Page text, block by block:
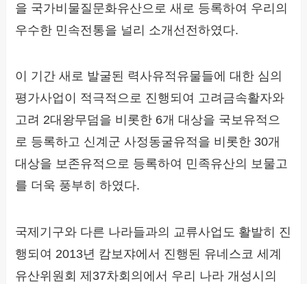
을 국가비물질문화유산으로 새로 등록하여 우리의
우수한 민속전통을 널리 소개선전하였다.
이 기간 새로 발굴된 력사유적유물들에 대한 심의
평가사업이 적극적으로 진행되여 고려금속활자와
고려 2대왕무덤을 비롯한 6개 대상을 국보유적으
로 등록하고 신계군 사정동굴유적을 비롯한 30개
대상을 보존유적으로 등록하여 민족유산의 보물고
를 더욱 풍부히 하였다.
국제기구와 다른 나라들과의 교류사업도 활발히 진
행되여 2013년 캄보쟈에서 진행된 유네스코 세계
유산위원회 제37차회의에서 우리 나라 개성시의